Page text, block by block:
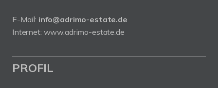
E-Mail: info@adrimo-estate.de
Internet: www.adrimo-estate.de
PROFIL